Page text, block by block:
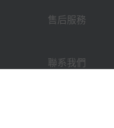
售后服務
聯系我們